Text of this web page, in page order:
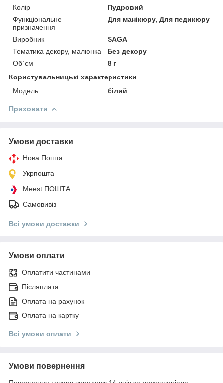
Колір
Пудровий
Функціональне
призначення
Для манікюру, Для педикюру
Виробник
SAGA
Тематика декору, малюнка
Без декору
Об`єм
8 г
Користувальницькі характеристики
Мoдель
білий
Приховати
Умови доставки
Нова Пошта
Укрпошта
Meest ПОШТА
Самовивіз
Всі умови доставки
Умови оплати
Оплатити частинами
Післяплата
Оплата на рахунок
Оплата на картку
Всі умови оплати
Умови повернення